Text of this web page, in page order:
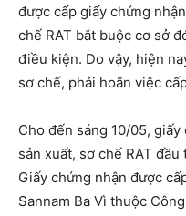
được cấp giấy chứng
chế RAT bắt buộc cơ sở
điều kiện. Do vậy, hiện
sơ chế, phải hoãn việc
Cho đến sáng 10/05,
sản xuất, sơ chế RAT
Giấy chứng nhận được
Sannam Ba Vì thuộc